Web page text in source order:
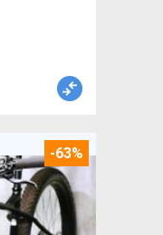
-63%